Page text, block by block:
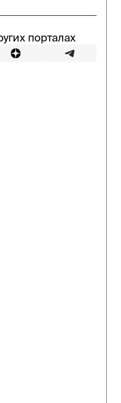
порталах